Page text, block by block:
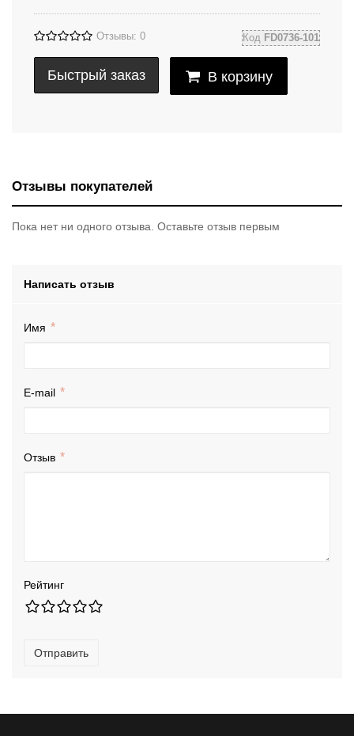
Отзывы: 0 Код FD0736-101
Быстрый заказ В корзину
Отзывы покупателей
Пока нет ни одного отзыва. Оставьте отзыв первым
Написать отзыв
Имя
E-mail
Отзыв
Рейтинг
Отправить